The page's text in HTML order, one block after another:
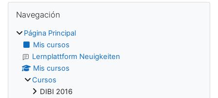
Bloques
Navegación
Página Principal
Mis cursos
Lernplattform Neuigkeiten
Mis cursos
Cursos
DIBI 2016